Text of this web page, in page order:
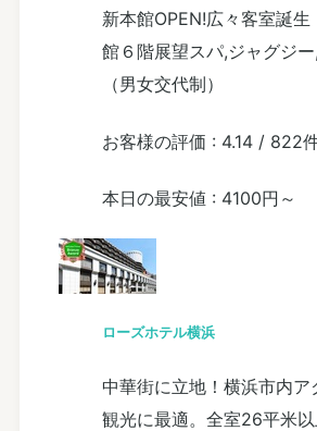
新本館OPEN!広々客室誕生
館６階展望スパ,ジャグジ
（男女交代制）
お客様の評価 : 4.14/ 822
本日の最安値 : 4100円～
ローズホテル横浜
中華街に立地！横浜市内ア
観光に最適。全室26平米